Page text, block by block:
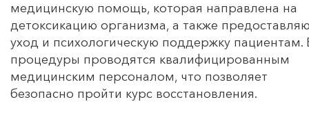
медицинскую помощь, которая направлена на
детоксикацию организма, а также
уход и психологическую поддержку пациентам.
процедуры проводятся квалифицированным
медицинским персоналом, что позволяет
безопасно пройти курс восстановления.